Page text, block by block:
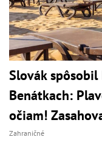
Slovák
Benátkach:
očiam!
Zahraničné